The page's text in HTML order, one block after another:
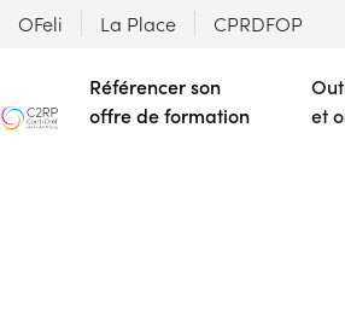
OFeli La Place CPRDFOP
Référencer son
offre de formation
et